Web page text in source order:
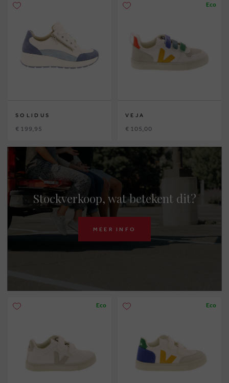
SOLIDUS
€ 199,95
Eco
VEJA
€ 105,00
Stockverkoop, wat betekent dit?
MEER INFO
Eco Eco